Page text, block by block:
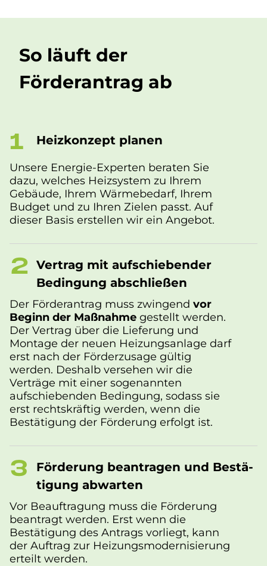
So läuft der
För­der­an­trag ab
Heiz­kon­ze­pt pla­nen
Unsere Energie-Experten beraten Sie
dazu, welches Heizsystem zu Ihrem
Gebäude, Ihrem Wärmebedarf, Ihrem
Budget und zu Ihren Zielen passt. Auf
dieser Basis erstellen wir ein Angebot.
Ver­trag mit aufschiebender
Bedingung ab­schlie­ßen
Der Förderantrag muss zwingend vor
Beginn der Maßnahme gestellt werden.
Der Vertrag über die Lieferung und
Montage der neuen Heizungsanlage darf
erst nach der Förderzusage gültig
werden. Deshalb versehen wir die
Verträge mit einer sogenannten
aufschiebenden Bedingung, sodass sie
erst rechtskräftig werden, wenn die
Bestätigung der Förderung erfolgt ist.
Förderung beantragen und Be­stä­
ti­gung abwarten
Vor Beauftragung muss die Förderung
beantragt werden. Erst wenn die
Bestätigung des Antrags vorliegt, kann
der Auftrag zur Heizungsmodernisierung
erteilt werden.